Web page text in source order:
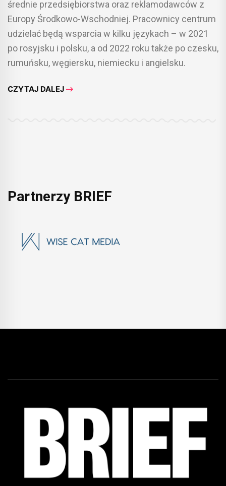
średnie przedsiębiorstwa oraz reklamodawców z
Europy Środkowo-Wschodniej. Pracownicy centrum
udzielać będą wsparcia w kilku językach – w 2021
po rosyjsku i polsku, a od 2022 roku także po czesku,
rumuńsku, węgiersku, niemiecku i angielsku.
CZYTAJ DALEJ
Partnerzy BRIEF